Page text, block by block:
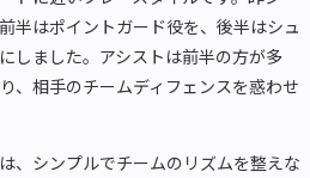
半はポイントガード役を、後半はシュ
しました。アシストは前半の方が多
、相手のチームディフェンスを惑わせ
、シンプルでチームのリズムを整えな